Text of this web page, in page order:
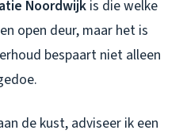
Noordwijk is die welke
open deur, maar het is
bespaart niet alleen
de kust, adviseer ik een